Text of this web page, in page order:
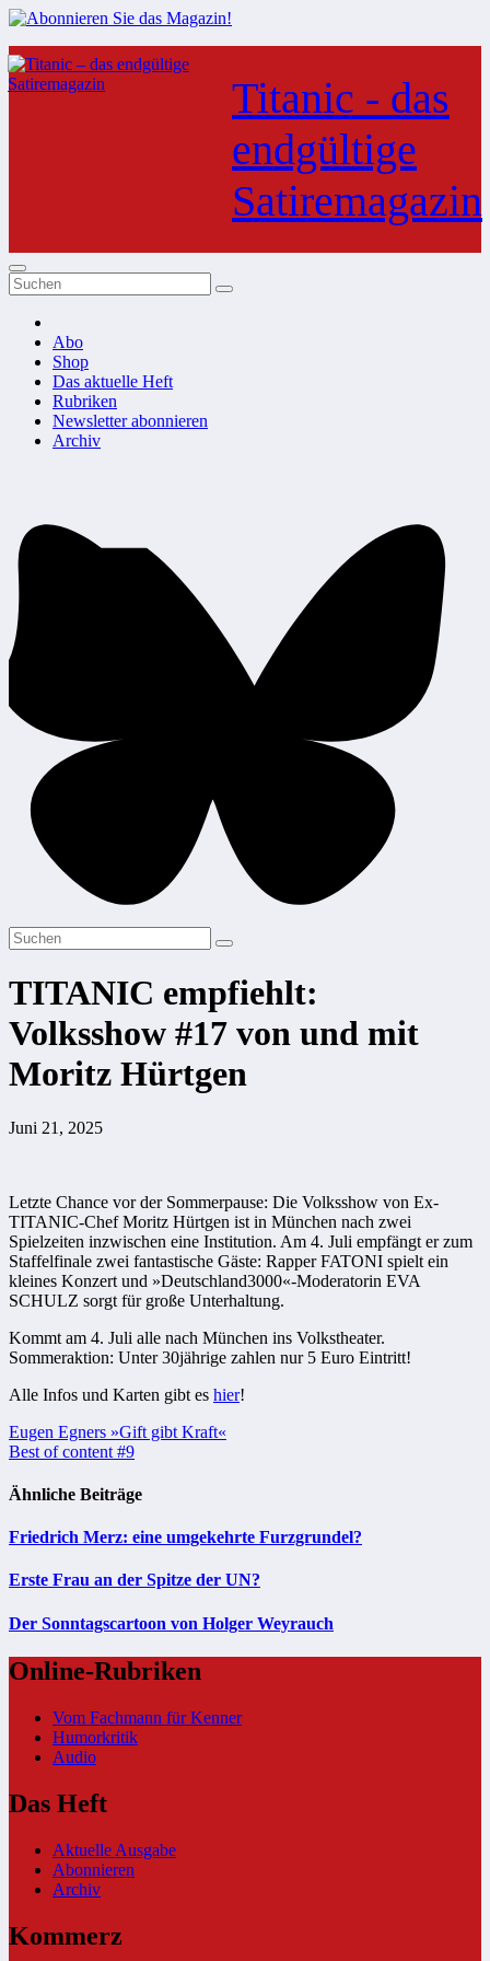
Zum
Inhalt
springen
Titanic - das
endgültige
Satiremagazin
Abo
Shop
Das aktuelle Heft
Rubriken
Newsletter abonnieren
Archiv
TITANIC empfiehlt:
Volksshow #17 von und mit
Moritz Hürtgen
Juni 21, 2025
Letzte Chance vor der Sommerpause: Die Volksshow von Ex-
TITANIC-Chef Moritz Hürtgen ist in München nach zwei
Spielzeiten inzwischen eine Institution. Am 4. Juli empfängt er zum
Staffelfinale zwei fantastische Gäste: Rapper FATONI spielt ein
kleines Konzert und »Deutschland3000«-Moderatorin EVA
SCHULZ sorgt für große Unterhaltung.
Kommt am 4. Juli alle nach München ins Volkstheater.
Sommeraktion: Unter 30jährige zahlen nur 5 Euro Eintritt!
Alle Infos und Karten gibt es hier!
Beitragsnavigation
Eugen Egners »Gift gibt Kraft«
Best of content #9
Ähnliche Beiträge
Friedrich Merz: eine umgekehrte Furzgrundel?
Erste Frau an der Spitze der UN?
Der Sonntagscartoon von Holger Weyrauch
Online-Rubriken
Vom Fachmann für Kenner
Humorkritik
Audio
Das Heft
Aktuelle Ausgabe
Abonnieren
Archiv
Kommerz